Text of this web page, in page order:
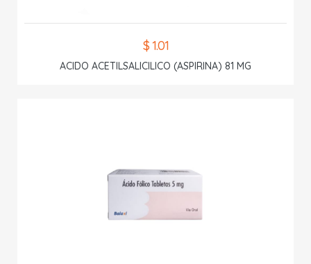
$ 1.01
ACIDO ACETILSALICILICO (ASPIRINA) 81 MG